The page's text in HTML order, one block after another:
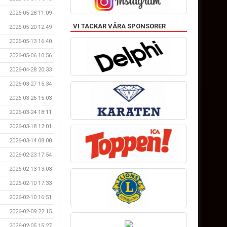
2026-05-28 11:09
2026-05-20 12:49
2026-05-13 16:40
2026-05-06 10:56
2026-04-28 20:33
2026-03-27 15:34
2026-03-26 15:03
2026-03-24 18:11
2026-03-18 12:01
2026-03-14 08:00
2026-02-23 17:54
2026-02-13 13:03
2026-02-10 17:33
2026-02-10 16:51
2026-02-09 22:15
VI TACKAR VÅRA SPONSORER